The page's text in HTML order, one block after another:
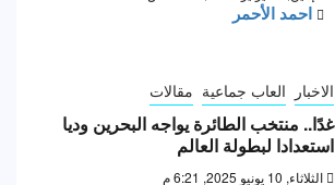
احمد الأحمر
الاخبار العاب جماعية مقالات
غدًا.. منتخب الطائرة يواجه البحرين وديا
استعدادا لبطولة العالم
الثلاثاء, 10 يونيو 2025, 6:21 م